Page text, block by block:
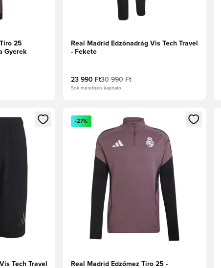
25
Gyerek
Real Madrid Edzőnadrág Vis Tech Travel
- Fekete
23 990 Ft30 990 Ft
Sok méretben kapható
vagy a tagként való regisztrációhoz
Tech Travel
Megnyit egy modált a bejelentkezéshez
-27%
Real Madrid Edzőmez Tiro 25 -